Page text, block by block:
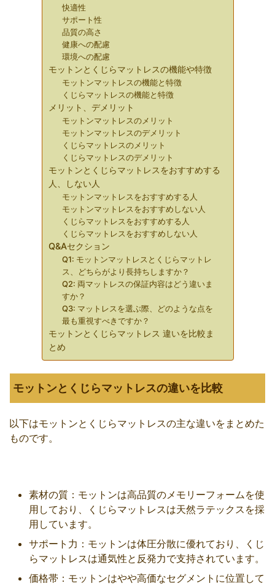
快適性
サポート性
品質の高さ
健康への配慮
環境への配慮
モットンとくじらマットレスの機能や特徴
モットンマットレスの機能と特徴
くじらマットレスの機能と特徴
メリット、デメリット
モットンマットレスのメリット
モットンマットレスのデメリット
くじらマットレスのメリット
くじらマットレスのデメリット
モットンとくじらマットレスをおすすめする
人、しない人
モットンマットレスをおすすめする人
モットンマットレスをおすすめしない人
くじらマットレスをおすすめする人
くじらマットレスをおすすめしない人
Q&Aセクション
Q1: モットンマットレスとくじらマットレ
ス、どちらがより長持ちしますか？
Q2: 両マットレスの保証内容はどう違いま
すか？
Q3: マットレスを選ぶ際、どのような点を
最も重視すべきですか？
モットンとくじらマットレス 違いを比較ま
とめ
モットンとくじらマットレスの違いを比較
以下はモットンとくじらマットレスの主な違いをまとめた
ものです。
素材の質：モットンは高品質のメモリーフォームを使
用しており、くじらマットレスは天然ラテックスを採
用しています。
サポート力：モットンは体圧分散に優れており、くじ
らマットレスは通気性と反発力で支持されています。
価格帯：モットンはやや高価なセグメントに位置して